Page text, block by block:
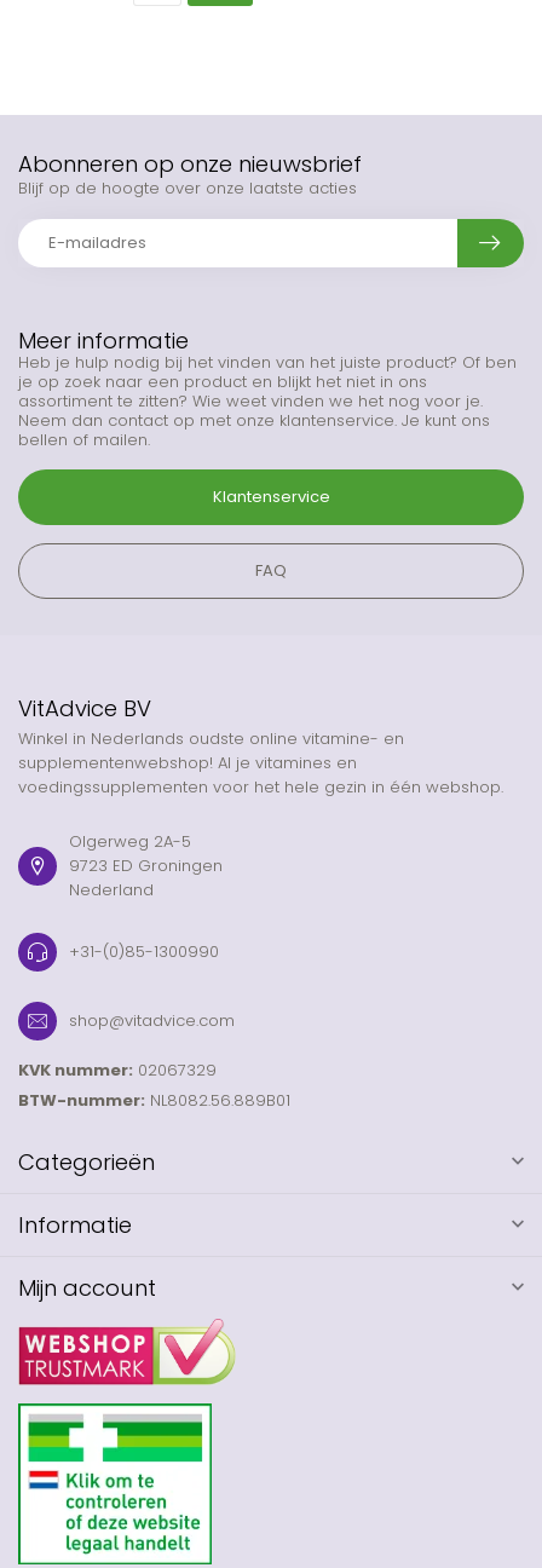
Meer informatie
Heb je hulp nodig bij het vinden van het juiste product? Of ben
je op zoek naar een product en blijkt het niet in ons
assortiment te zitten? Wie weet vinden we het nog voor je.
Neem dan contact op met onze klantenservice. Je kunt ons
bellen of mailen.
Klantenservice
FAQ
Abonneren op onze nieuwsbrief
Blijf op de hoogte over onze laatste acties
VitAdvice BV
Winkel in Nederlands oudste online vitamine- en
supplementenwebshop! Al je vitamines en
voedingssupplementen voor het hele gezin in één webshop.
Olgerweg 2A-5
9723 ED Groningen
Nederland
+31-(0)85-1300990
shop@vitadvice.com
KVK nummer: 02067329
BTW-nummer: NL8082.56.889B01
Categorieën
Informatie
Mijn account